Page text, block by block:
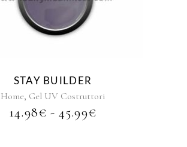
prodotto
ha
più
opzioni
essere
scelte
STAY BUILDER
Home, Gel UV Costruttori
14.98€ - 45.99€FASCIA